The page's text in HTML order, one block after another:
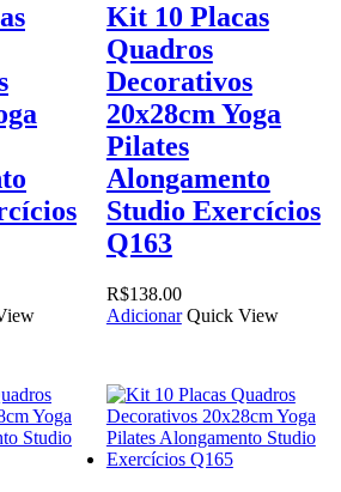
Kit 10 Placas
Quadros
Decorativos
20x28cm Yoga
Pilates
Alongamento
Studio Exercícios
Q163
R$138.00
Adicionar Quick View